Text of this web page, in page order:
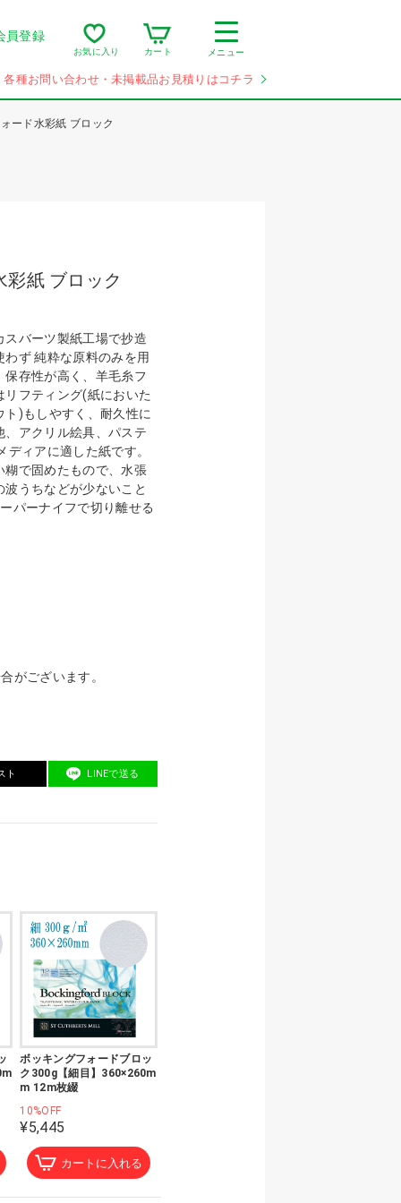
員登録
お気に入り カート メニュー
各種お問い合わせ・未掲載品お見積りはコチラ
ード水彩紙 ブロック
紙 ブロック
バーツ製紙工場で抄造
ず 純粋な原料のみを用
存性が高く、羊毛糸フ
フティング(紙においた
)もしやすく、耐久性に
アクリル絵具、パステ
ィアに適した紙です。
糊で固めたもので、水張
うちなどが少ないこと
パーナイフで切り離せる
がございます。
ト LINEで送る
ボッキングフォードブロッ
ク300g【細目】360×260m
m 12m枚綴
10%OFF
¥5,445
カートに入れる